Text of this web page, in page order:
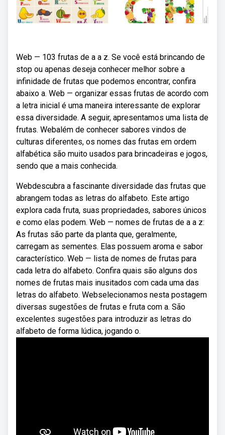
Web — 103 frutas de a a z. Se você está brincando de
stop ou apenas deseja conhecer melhor sobre a
infinidade de frutas que podemos encontrar, confira
abaixo a. Web — organizar essas frutas de acordo com
a letra inicial é uma maneira interessante de explorar
essa diversidade. A seguir, apresentamos uma lista de
frutas. Webalém de conhecer sabores vindos de
culturas diferentes, os nomes das frutas em ordem
alfabética são muito usados para brincadeiras e jogos,
sendo que a mais conhecida.
Webdescubra a fascinante diversidade das frutas que
abrangem todas as letras do alfabeto. Este artigo
explora cada fruta, suas propriedades, sabores únicos
e como elas podem. Web — nomes de frutas de a a z:
As frutas são parte da planta que, geralmente,
carregam as sementes. Elas possuem aroma e sabor
característico. Web — lista de nomes de frutas para
cada letra do alfabeto. Confira quais são alguns dos
nomes de frutas mais inusitados com cada uma das
letras do alfabeto. Webselecionamos nesta postagem
diversas sugestões de frutas e fruta com a. São
excelentes sugestões para introduzir as letras do
alfabeto de forma lúdica, jogando o.